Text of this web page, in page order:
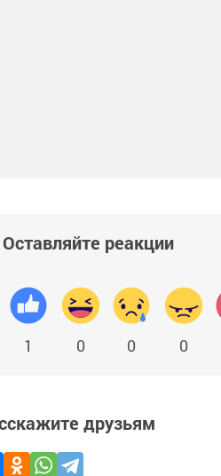
Оставляйте реакции
1 0 0 0
друзьям